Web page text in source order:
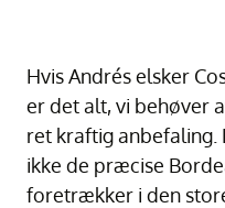
Hvis Andrés elsker
er det alt, vi behøver
ret kraftig
ikke de præcise
foretrækker i den